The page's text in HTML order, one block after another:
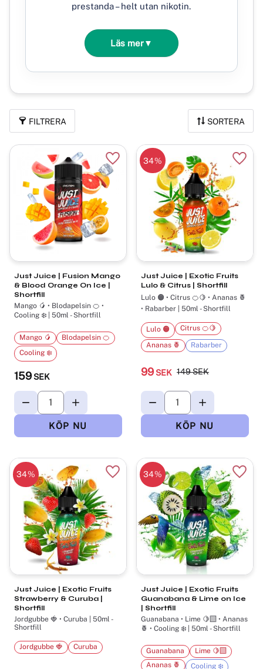
prestanda – helt utan nikotin.
Läs mer▼
FILTRERA SORTERA
Just Juice | Fusion Mango
& Blood Orange On Ice |
Shortfill
Mango 🥭 • Blodapelsin 🍊 •
Cooling ❄️ | 50ml - Shortfill
159 SEK
Mango 🥭
Blodapelsin 🍊
Cooling ❄️
Lägg till i favoriter
Just Juice | Exotic Fruits
Lulo & Citrus | Shortfill
Lulo 🟠 • Citrus 🍊🍋 • Ananas 🍍
• Rabarber | 50ml - Shortfill
99 SEK 149SEK
Lulo 🟠 Citrus 🍊🍋
Ananas 🍍 Rabarber
34%
Just Juice | Exotic Fruits
Strawberry & Curuba |
Shortfill
Jordgubbe 🍓 • Curuba | 50ml -
Shortfill
Jordgubbe 🍓 Curuba
34% Lägg till i favoriter
Just Juice | Exotic Fruits
Guanabana & Lime on Ice
| Shortfill
Guanabana • Lime 🍋‍🟩 • Ananas
🍍 • Cooling ❄️ | 50ml - Shortfill
Guanabana
Lime 🍋‍🟩
Ananas 🍍
Cooling ❄️
34%